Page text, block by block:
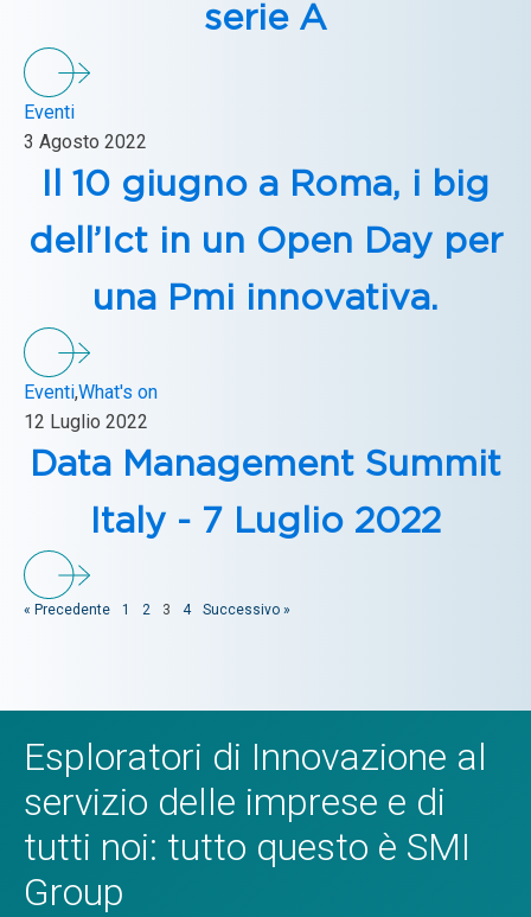
serie A
Eventi
3 Agosto 2022
Il 10 giugno a Roma, i big
dell’Ict in un Open Day per
una Pmi innovativa.
Eventi,What's on
12 Luglio 2022
Data Management Summit
Italy - 7 Luglio 2022
« Precedente 1 2 3 4 Successivo »
Esploratori di Innovazione al
servizio delle imprese e di
tutti noi: tutto questo è SMI
Group